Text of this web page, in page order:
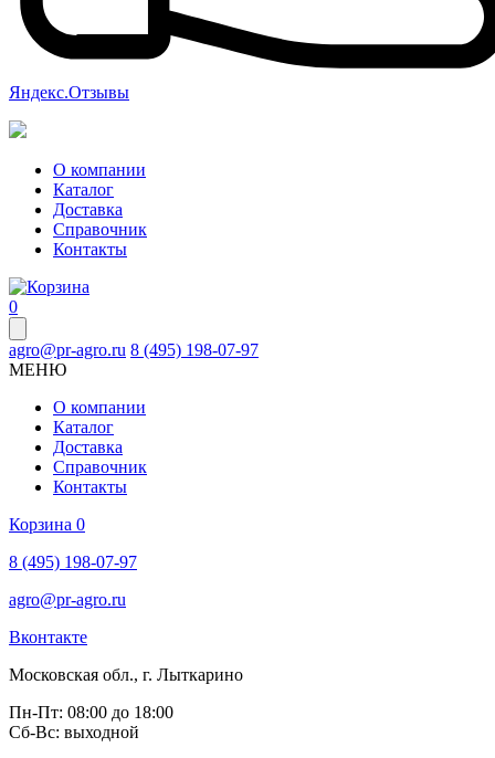
Яндекс.Отзывы
О компании
Каталог
Доставка
Справочник
Контакты
0
agro@pr-agro.ru 8 (495) 198-07-97
МЕНЮ
О компании
Каталог
Доставка
Справочник
Контакты
Корзина 0
8 (495) 198-07-97
agro@pr-agro.ru
Вконтакте
Московская обл., г. Лыткарино
Пн-Пт: 08:00 до 18:00
Сб-Вс: выходной